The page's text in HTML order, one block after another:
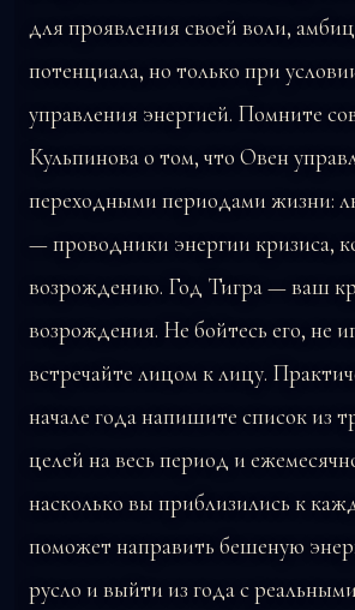
для проявления своей воли,
потенциала, но только при
управления энергией. Помните
Кульпинова о том, что Овен
переходными периодами жизни:
— проводники энергии кризиса,
возрождению. Год Тигра — ваш
возрождения. Не бойтесь его, не
встречайте лицом к лицу.
начале года напишите список из
целей на весь период и
насколько вы приблизились к
поможет направить бешеную
русло и выйти из года с